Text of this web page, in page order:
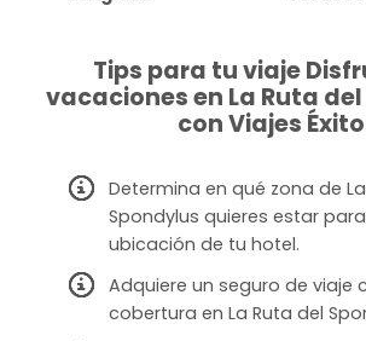
Tips para tu viaje
vacaciones en La Ruta
con Viajes Éxito
Determina en qué zona de
Spondylus quieres estar
ubicación de tu hotel.
Adquiere un seguro de viaje
cobertura en La Ruta del